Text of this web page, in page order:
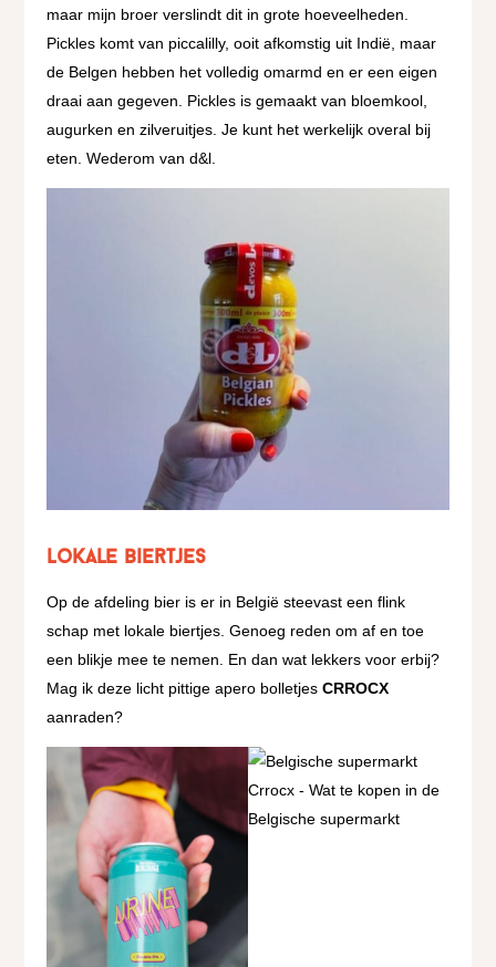
maar mijn broer verslindt dit in grote hoeveelheden.
Pickles komt van piccalilly, ooit afkomstig uit Indië, maar
de Belgen hebben het volledig omarmd en er een eigen
draai aan gegeven. Pickles is gemaakt van bloemkool,
augurken en zilveruitjes. Je kunt het werkelijk overal bij
eten. Wederom van d&l.
Lokale biertjes
Op de afdeling bier is er in België steevast een flink
schap met lokale biertjes. Genoeg reden om af en toe
een blikje mee te nemen. En dan wat lekkers voor erbij?
Mag ik deze licht pittige apero bolletjesCRROCX
aanraden?